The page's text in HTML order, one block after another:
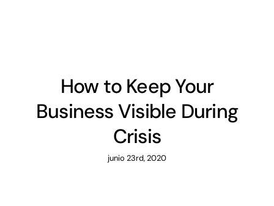
How to Keep Your
Business Visible During
Crisis
junio 23rd, 2020